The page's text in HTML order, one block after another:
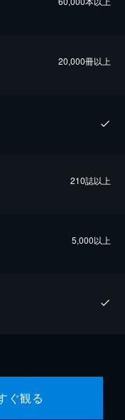
20,000冊以上
210誌以上
5,000以上
ぐ観る